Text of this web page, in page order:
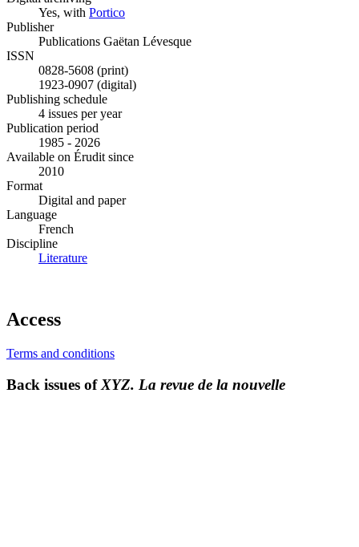
Yes, with Portico
Publisher
Publications Gaëtan Lévesque
ISSN
0828-5608 (print)
1923-0907 (digital)
Publishing schedule
4 issues per year
Publication period
1985 - 2026
Available on Érudit since
2010
Format
Digital and paper
Language
French
Discipline
Literature
Access
Terms and conditions
Back issues of XYZ. La revue de la nouvelle